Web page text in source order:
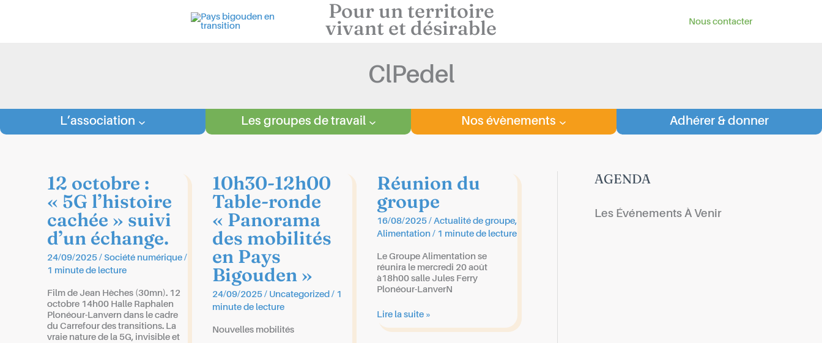
Pour un territoire
vivant et désirable Nous contacter
ClPedel
L’association Les groupes de travail Nos évènements Adhérer & donner
12 octobre :
« 5G l’histoire
cachée » suivi
d’un échange.
24/09/2025 / Société numérique /
1 minute de lecture
Film de Jean Hèches (30mn). 12
octobre 14h00 Halle Raphalen
Plonéour-Lanvern dans le cadre
du Carrefour des transitions. La
vraie nature de la 5G, invisible et
10h30-12h00
Table-ronde
« Panorama
des mobilités
en Pays
Bigouden »
24/09/2025 / Uncategorized / 1
minute de lecture
Nouvelles mobilités
Réunion du
groupe
16/08/2025/Actualité de groupe,
Alimentation / 1 minute de lecture
Le Groupe Alimentation se
réunira le mercredi 20 août
à18h00 salle Jules Ferry
Plonéour-LanverN
Réunion
du
Lire la suite »
AGENDA
Les Événements À Venir